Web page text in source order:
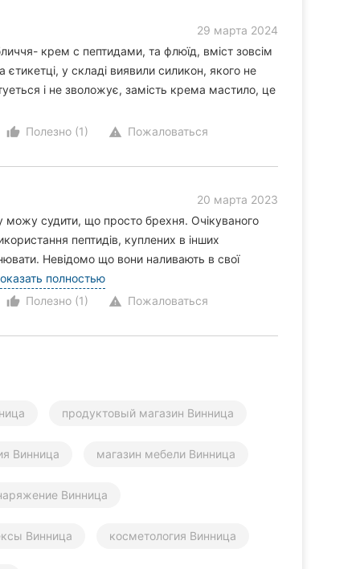
29 марта 2024
крем с пептидами, та флюїд, вміст зовсім
у складі виявили силикон, якого не
і не зволожує, замість крема мастило, це
thumb_up_alt
Полезно (1) warning Пожаловаться
20 марта 2023
можу судити, що просто брехня. Очікуваного
пептидів, куплених в інших
Невідомо що вони наливають в свої
полностью
thumb_up_alt
Полезно (1) warning Пожаловаться
продуктовый магазин Винница
Винница магазин мебели Винница
Винница
Винница косметология Винница